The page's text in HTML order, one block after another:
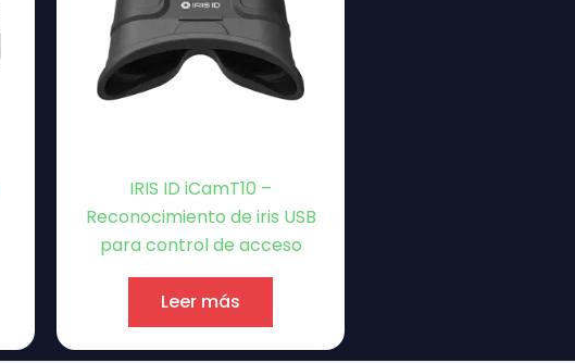
IRIS ID iCamT10 –
Reconocimiento de iris USB
para control de acceso
Leer más